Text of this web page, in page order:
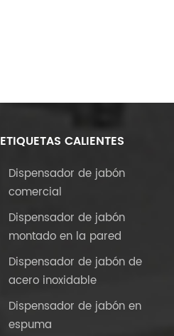
ETIQUETAS CALIENTES
Dispensador de jabón
comercial
Dispensador de jabón
montado en la pared
Dispensador de jabón de
acero inoxidable
Dispensador de jabón en
espuma